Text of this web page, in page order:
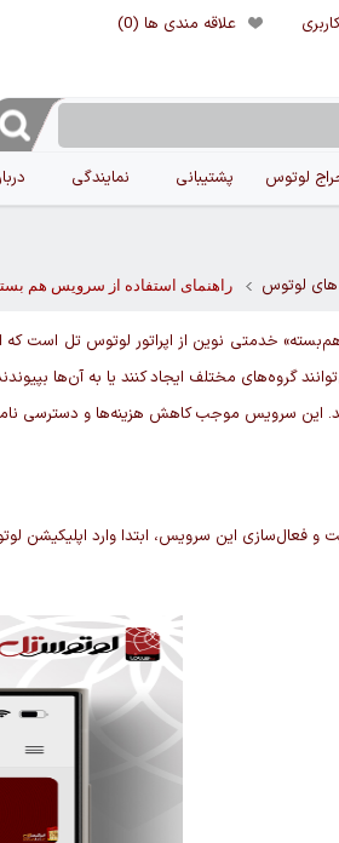
علاقه مندی ها (0)
لوتوس پشتیبانی نمایندگی
های لوتوس راهنمای استفاده از سرویس هم
خدمتی نوین از اپراتور لوتوس تل است که
گروه‌های مختلف ایجاد کنند یا به آن‌ها
این سرویس موجب کاهش هزینه‌ها و دسترسی
و فعال‌سازی این سرویس، ابتدا وارد اپلیکیشن